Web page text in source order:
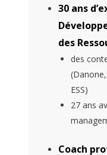
30 ans
des
des
ESS)
27 ans
Coach